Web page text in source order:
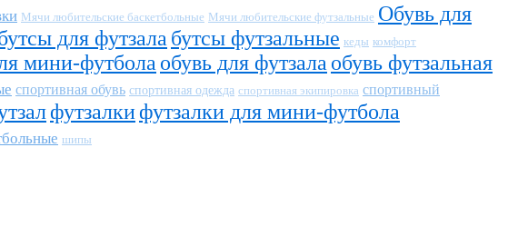
Мячи любительские баскетбольные Мячи любительские футзальные Обувь для
для футзала бутсы футзальные кеды комфорт
мини-футбола обувь для футзала обувь футзальная
спортивная обувь спортивная одежда спортивная экипировка спортивный
футзалкифутзалки для мини-футбола
шипы